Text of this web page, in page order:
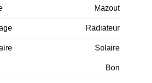
Mazout
Radiateur
Solaire
Bon